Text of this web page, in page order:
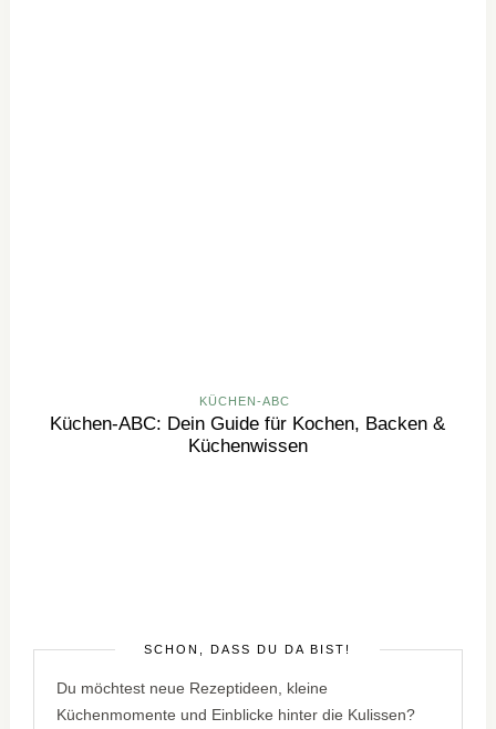
KÜCHEN-ABC
Küchen-ABC: Dein Guide für Kochen, Backen &
Küchenwissen
SCHÖN, DASS DU DA BIST!
Du möchtest neue Rezeptideen, kleine
Küchenmomente und Einblicke hinter die Kulissen?